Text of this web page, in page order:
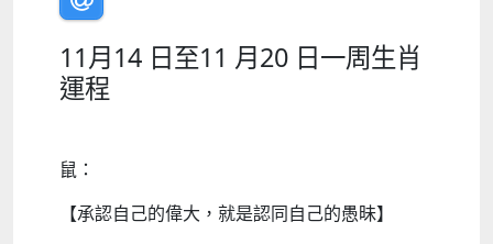
11月14 日至11 月20 日一周生肖
運程
鼠：
【承認自己的偉大，就是認同自己的愚昧】